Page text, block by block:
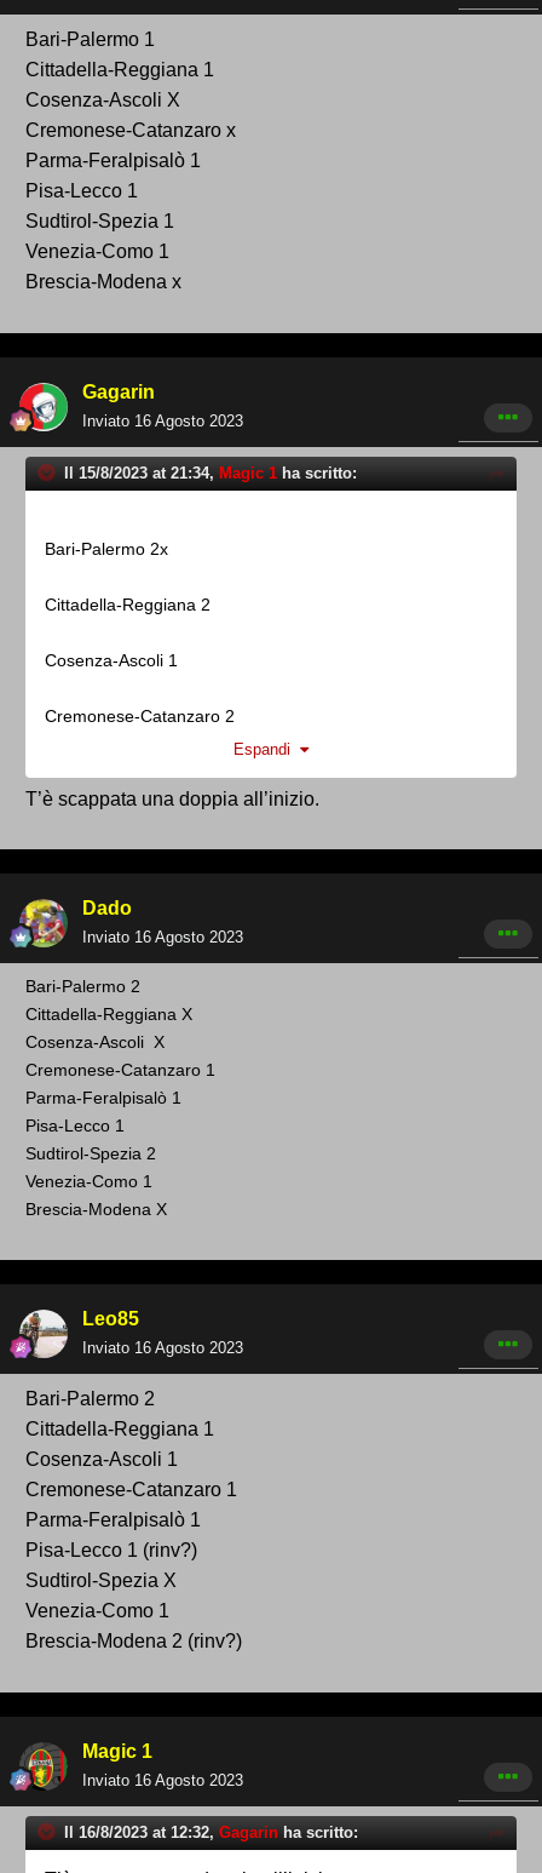
Bari -Palermo 1
Cittadella-Reggiana 1
Cosenza -Ascoli X
Cremonese-Catanzaro x
Parma-Feralpisalò 1
Pisa-Lecco 1
Sudtirol-Spezia 1
Venezia-Como 1
Brescia-Modena x
Gagarin
Inviato 16 Agosto 2023
Il 15/8/2023 at 21:34, Magic 1 ha scritto:
Bari -Palermo 2x
Cittadella-Reg giana 2
Cosenza -Ascoli 1
Cremonese - Catanzaro 2
Venezia-Como X
Brescia Modena 2
Espandi
T’è scappata una doppia all’inizio.
Dado
Inviato 16 Agosto 2023
Bari -Palermo 2
Cittadella-Reggiana X
Cosenza -Ascoli X
Cremonese-Catanzaro 1
Parma-Feralpisalò 1
Pisa-Lecco 1
Sudtirol-Spezia 2
Venezia-Como 1
Brescia-Modena X
Leo85
Inviato 16 Agosto 2023
Bari -Palermo 2
Cittadella-Reggiana 1
Cosenza -Ascoli 1
Cremonese-Catanzaro 1
Parma-Feralpisalò 1
Pisa-Lecco 1 (rinv?)
Sudtirol-Spezia X
Venezia-Como 1
Brescia-Modena 2 (rinv?)
Magic 1
Inviato 16 Agosto 2023
Il 16/8/2023 at 12:32, Gagarin ha scritto: